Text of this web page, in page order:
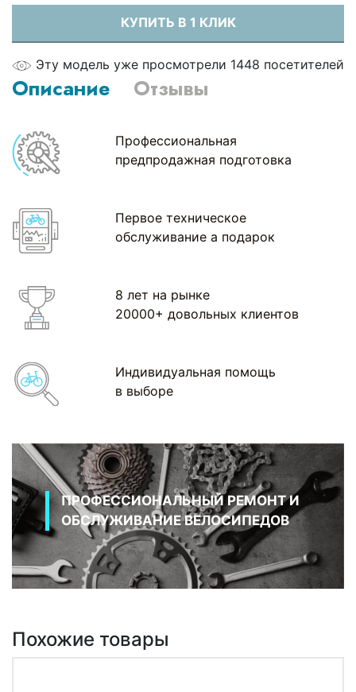
КУПИТЬ В 1 КЛИК
Эту модель уже просмотрели 1448 посетителей
Описание Отзывы
Профессиональная
предпродажная подготовка
Первое техническое
обслуживание а подарок
8 лет на рынке
20000+ довольных клиентов
Индивидуальная помощь
в выборе
ПРОФЕССИОНАЛЬНЫЙ РЕМОНТ И
ОБСЛУЖИВАНИЕ ВЕЛОСИПЕДОВ
Похожие товары